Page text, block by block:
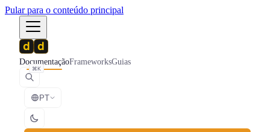
Pular para o conteúdo principal
DocumentaçãoFrameworksGuias
⌘K
PT